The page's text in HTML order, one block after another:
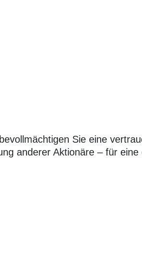
Sie eine
anderer Aktionäre – für eine